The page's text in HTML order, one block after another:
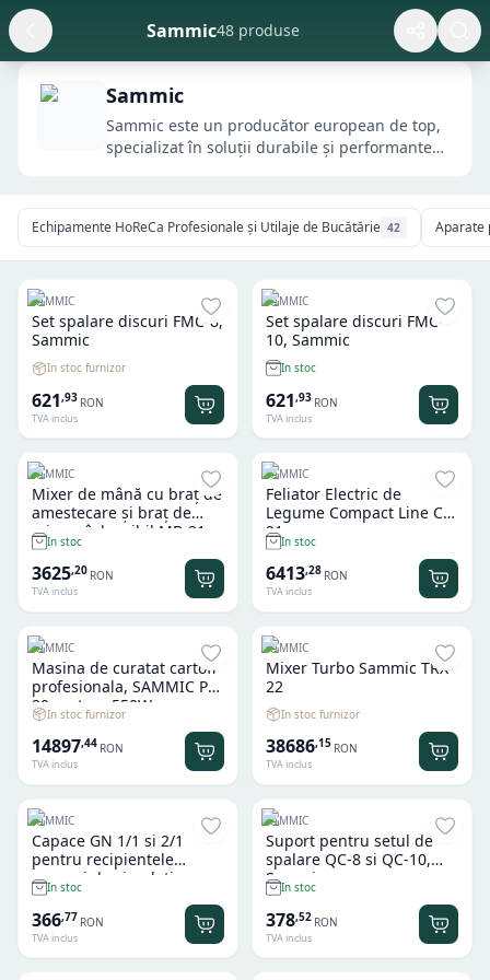
Sammic48 produse
Sammic
Sammic este un producător european de top,
specializat în soluții durabile și performante
Echipamente HoReCa Profesionale și Utilaje de Bucătărie 42 Aparate
SAMMIC
Set spalare discuri FMC-8,
Sammic
In stoc furnizor
621,93 RON
TVA inclus
SAMMIC
Set spalare discuri FMC-
10, Sammic
In stoc
621,93 RON
TVA inclus
SAMMIC
Mixer de mână cu braț de
amestecare și braț de
mixare înlocuibil MB-31,
Sammic, 230V/400W,
⌀98x614mm
In stoc
3625,20 RON
TVA inclus
SAMMIC
Feliator Electric de
Legume Compact Line CA-
21In stoc
6413,28 RON
TVA inclus
SAMMIC
Masina de curatat cartofi
profesionala, SAMMIC PI-
20, putere 550W,
capacitate 20 kg
In stoc furnizor
14897,44 RON
TVA inclus
SAMMIC
Mixer Turbo Sammic TRX-
22
In stoc furnizor
38686,15 RON
TVA inclus
SAMMIC
Capace GN 1/1 si 2/1
pentru recipientele
pompei de circulatie
SmartVide, Sammic, GN
1/1, Argintiu, 530x325mm
In stoc
366,77 RON
TVA inclus
SAMMIC
Suport pentru setul de
spalare QC-8 si QC-10,
Sammic
In stoc
378,52 RON
TVA inclus